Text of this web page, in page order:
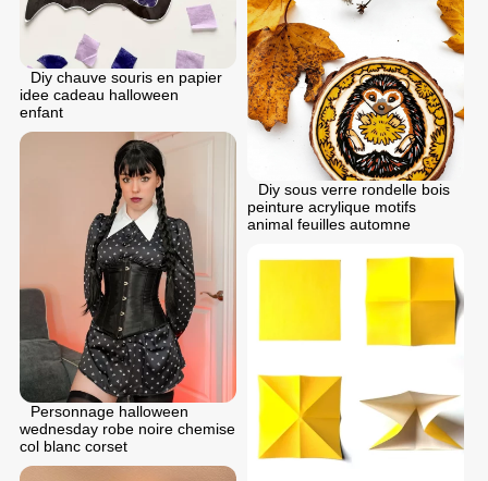
Diy chauve souris en papier
idee cadeau halloween
enfant
Diy sous verre rondelle bois
peinture acrylique motifs
animal feuilles automne
Personnage halloween
wednesday robe noire chemise
col blanc corset